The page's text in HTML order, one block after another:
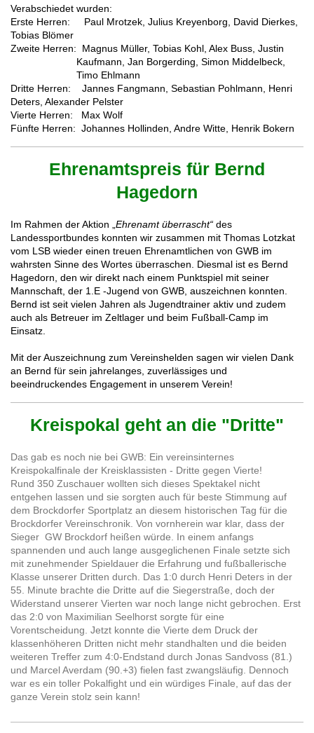
Verabschiedet wurden:
Erste Herren: Paul Mrotzek, Julius Kreyenborg, David Dierkes,
Tobias Blömer
Zweite Herren: Magnus Müller, Tobias Kohl, Alex Buss, Justin
Kaufmann, Jan Borgerding, Simon Middelbeck,
Timo Ehlmann
Dritte Herren: Jannes Fangmann, Sebastian Pohlmann, Henri
Deters, Alexander Pelster
Vierte Herren: Max Wolf
Fünfte Herren: Johannes Hollinden, Andre Witte, Henrik Bokern
Ehrenamtspreis für Bernd
Hagedorn
Im Rahmen der Aktion „ Ehrenamt überrascht“ des
Landessportbundes konnten wir zusammen mit Thomas Lotzkat
vom LSB wieder einen treuen Ehrenamtlichen von GWB im
wahrsten Sinne des Wortes überraschen. Diesmal ist es Bernd
Hagedorn, den wir direkt nach einem Punktspiel mit seiner
Mannschaft, der 1.E -Jugend von GWB, auszeichnen konnten.
Bernd ist seit vielen Jahren als Jugendtrainer aktiv und zudem
auch als Betreuer im Zeltlager und beim Fußball-Camp im
Einsatz.
Mit der Auszeichnung zum Vereinshelden sagen wir vielen Dank
an Bernd für sein jahrelanges, zuverlässiges und
beeindruckendes Engagement in unserem Verein!
Kreispokal geht an die "Dritte"
Das gab es noch nie bei GWB: Ein vereinsinternes
Kreispokalfinale der Kreisklassisten - Dritte gegen Vierte!
Rund 350 Zuschauer wollten sich dieses Spektakel nicht
entgehen lassen und sie sorgten auch für beste Stimmung auf
dem Brockdorfer Sportplatz an diesem historischen Tag für die
Brockdorfer Vereinschronik. Von vornherein war klar, dass der
Sieger GW Brockdorf heißen würde. In einem anfangs
spannenden und auch lange ausgeglichenen Finale setzte sich
mit zunehmender Spieldauer die Erfahrung und fußballerische
Klasse unserer Dritten durch. Das 1:0 durch Henri Deters in der
55. Minute brachte die Dritte auf die Siegerstraße, doch der
Widerstand unserer Vierten war noch lange nicht gebrochen. Erst
das 2:0 von Maximilian Seelhorst sorgte für eine
Vorentscheidung. Jetzt konnte die Vierte dem Druck der
klassenhöheren Dritten nicht mehr standhalten und die beiden
weiteren Treffer zum 4:0-Endstand durch Jonas Sandvoss (81.)
und Marcel Averdam (90.+3) fielen fast zwangsläufig. Dennoch
war es ein toller Pokalfight und ein würdiges Finale, auf das der
ganze Verein stolz sein kann!